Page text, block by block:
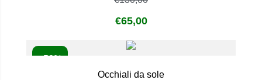
€65,00
- 50%
Occhiali da sole